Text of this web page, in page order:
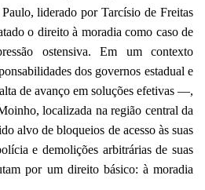
liderado por Tarcísio de Freitas
o direito à moradia como caso de
ostensiva. Em um contexto
dos governos estadual e
de avanço em soluções efetivas —,
localizada na região central da
alvo de bloqueios de acesso às suas
e demolições arbitrárias de suas
por um direito básico: à moradia